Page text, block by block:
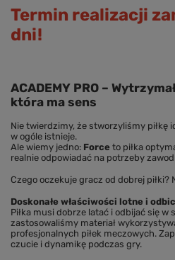
Termin realizacji
dni!
ACADEMY PRO –
która ma sens
Nie twierdzimy, że stworzyliśmy piłkę
w ogóle istnieje.
Ale wiemy jedno: Force to piłka
realnie odpowiadać na potrzeby
Czego oczekuje gracz od dobrej piłki?
Doskonałe właściwości lotne i
Piłka musi dobrze latać i odbijać się
zastosowaliśmy materiał
profesjonalnych piłek meczowych.
czucie i dynamikę podczas gry.